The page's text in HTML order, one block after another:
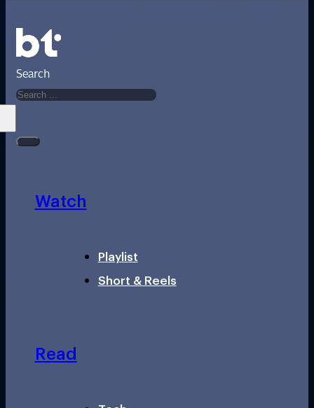
Search
Watch
Playlist
Short & Reels
Read